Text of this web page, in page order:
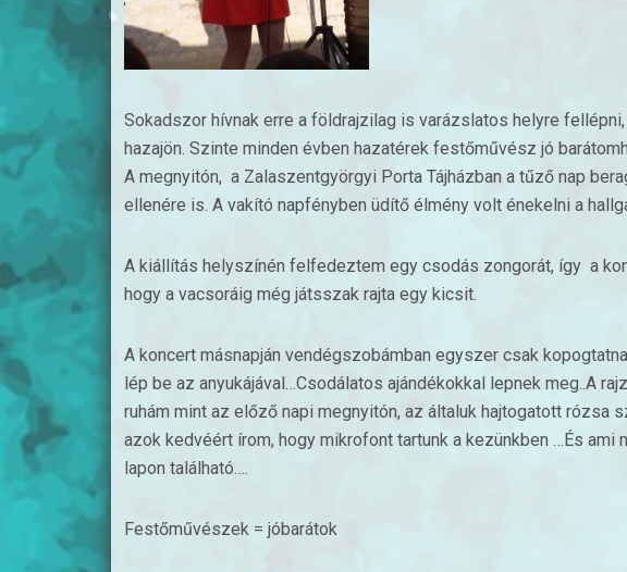
Sokadszor hívnak erre a földrajzilag is varázslatos helyre
hazajön. Szinte minden évben hazatérek festőművész jó
A megnyitón, a Zalaszentgyörgyi Porta Tájházban a tűző nap
ellenére is. A vakító napfényben üdítő élmény volt énekelni a
A kiállítás helyszínén felfedeztem egy csodás zongorát, így a
hogy a vacsoráig még játsszak rajta egy kicsit.
A koncert másnapján vendégszobámban egyszer csak
lép be az anyukájával…Csodálatos ajándékokkal lepnek meg..A
ruhám mint az előző napi megnyitón, az általuk hajtogatott rózsa
azok kedvéért írom, hogy mikrofont tartunk a kezünkben …És
lapon található….
Festőművészek = jóbarátok